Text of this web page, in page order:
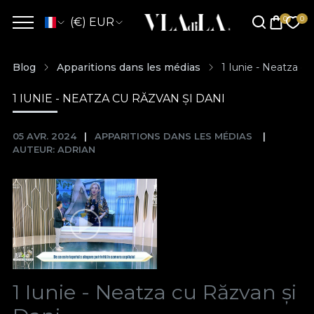
(€) EUR
Blog Apparitions dans les médias 1 Iunie - Neatza
1 IUNIE - NEATZA CU RĂZVAN ȘI DANI
05 AVR. 2024
APPARITIONS DANS LES MÉDIAS
AUTEUR: ADRIAN
1 Iunie - Neatza cu Răzvan și